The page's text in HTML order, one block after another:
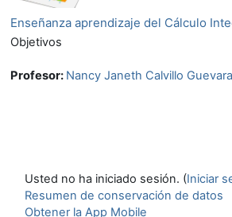
Enseñanza aprendizaje del Cálculo
Objetivos
Profesor: Nancy Janeth Calvillo Guevara
Usted no ha iniciado sesión. (Iniciar
Resumen de conservación de datos
Obtener la App Mobile